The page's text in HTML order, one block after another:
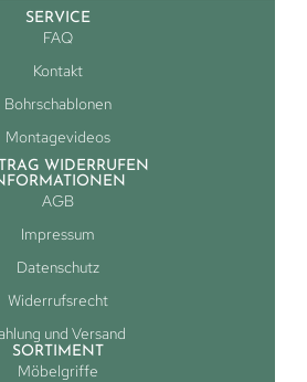
SERVICE
FAQ
Kontakt
Bohrschablonen
Montagevideos
WIDERRUFEN
AGB
Impressum
Datenschutz
Widerrufsrecht
und Versand
SORTIMENT
Möbelgriffe